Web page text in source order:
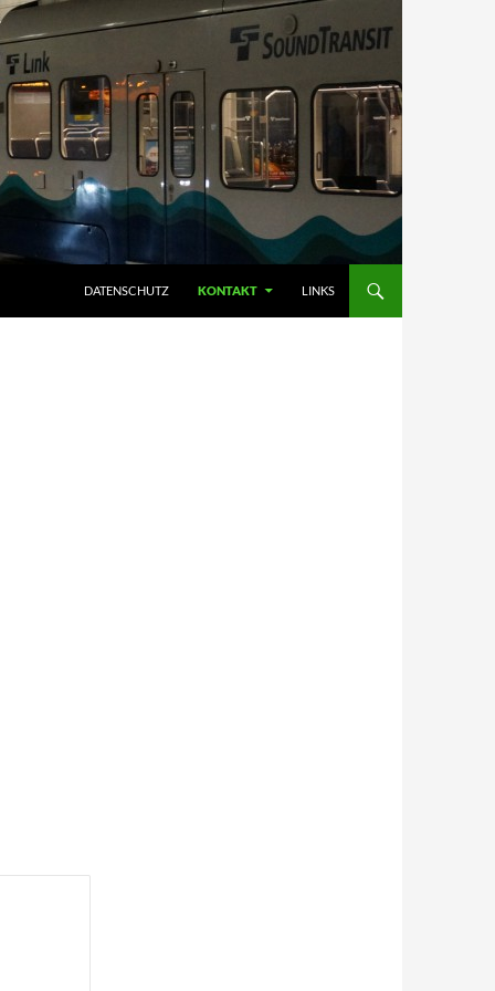
DATENSCHUTZ KONTAKT LINKS